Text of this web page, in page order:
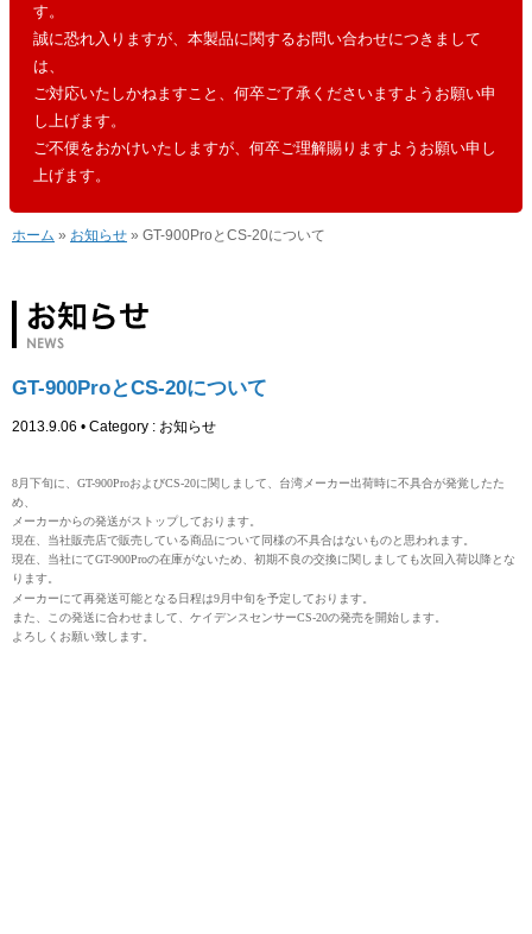
す。
誠に恐れ入りますが、本製品に関するお問い合わせにつきまして
は、
ご対応いたしかねますこと、何卒ご了承くださいますようお願い申
し上げます。
ご不便をおかけいたしますが、何卒ご理解賜りますようお願い申し
上げます。
ホーム » お知らせ » GT-900ProとCS-20について
GT-900ProとCS-20について
2013.9.06 • Category : お知らせ
8月下旬に、GT-900ProおよびCS-20に関しまして、台湾メーカー出荷時に不具合が発覚したた
め、
メーカーからの発送がストップしております。
現在、当社販売店で販売している商品について同様の不具合はないものと思われます。
現在、当社にてGT-900Proの在庫がないため、初期不良の交換に関しましても次回入荷以降とな
ります。
メーカーにて再発送可能となる日程は9月中旬を予定しております。
また、この発送に合わせまし て、ケイデンスセンサーCS-20の発売を開始します。
よろしくお願い致します。